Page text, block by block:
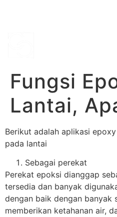
Fungsi
Lantai,
Berikut adalah aplikasi
pada lantai
Sebagai perekat
Perekat epoksi dianggap
tersedia dan banyak
dengan baik dengan banyak
memberikan ketahanan air,